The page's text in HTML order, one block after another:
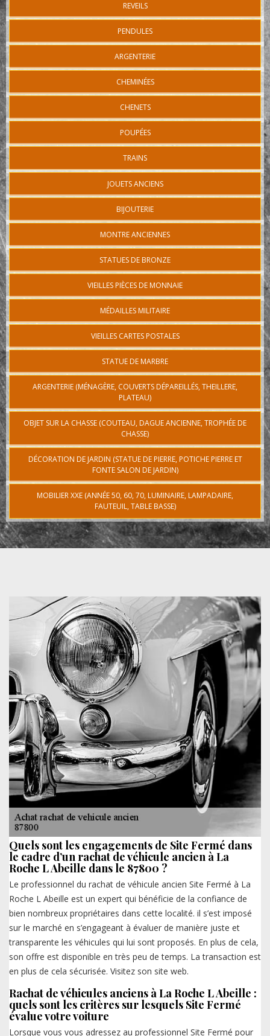
REVEILS
PENDULES
ARGENTERIE
CHEMINÉES
CHENETS
POUPÉES
TRAINS
JOUETS ANCIENS
BIJOUTERIE
MONTRE ANCIENNES
STATUES DE BRONZE
VIEILLES PIÈCES DE MONNAIE
MÉDAILLES MILITAIRE
VIEILLES CARTES POSTALES
STATUE DE MARBRE
ARGENTERIE (MÉNAGÈRE, COUVERTS DÉPAREILLÉS, THEILLERE,
PLATEAU)
OBJET SUR LA CHASSE (COUTEAU, DAGUE ANCIENNE, TROPHÉE DE
CHASSE)
DÉCORATION DE JARDIN (STATUE DE PIERRE, POTICHE PIERRE ET
FONTE SALON DE JARDIN)
MOBILIER XXE (ANNÉE 50, 60, 70, LUMINAIRE, LAMPADAIRE,
FAUTEUIL, TABLE BASSE)
Quels sont les engagements de Site Fermé dans
le cadre d’un rachat de véhicule ancien à La
Roche L Abeille dans le 87800 ?
Le professionnel du rachat de véhicule ancien Site Fermé à La
Roche L Abeille est un expert qui bénéficie de la confiance de
bien nombreux propriétaires dans cette localité. il s’est imposé
sur le marché en s’engageant à évaluer de manière juste et
transparente les véhicules qui lui sont proposés. En plus de cela,
son offre est disponible en très peu de temps. La transaction est
en plus de cela sécurisée. Visitez son site web.
Rachat de véhicules anciens à La Roche L Abeille :
quels sont les critères sur lesquels Site Fermé
évalue votre voiture
Lorsque vous vous adressez au professionnel Site Fermé pour